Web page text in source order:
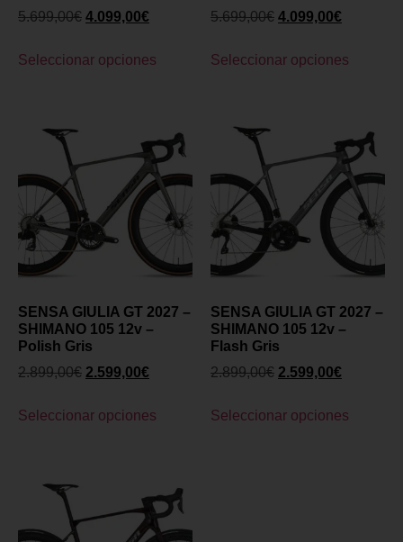
5.699,00€ 4.099,00€
Seleccionar opciones
5.699,00€ 4.099,00€
Seleccionar opciones
SENSA GIULIA GT 2027 –
SHIMANO 105 12v –
Polish Gris
2.899,00€ 2.599,00€
Seleccionar opciones
SENSA GIULIA GT 2027 –
SHIMANO 105 12v –
Flash Gris
2.899,00€ 2.599,00€
Seleccionar opciones